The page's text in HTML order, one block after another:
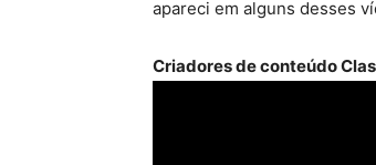
apareci em alguns desses
Criadores de conteúdo